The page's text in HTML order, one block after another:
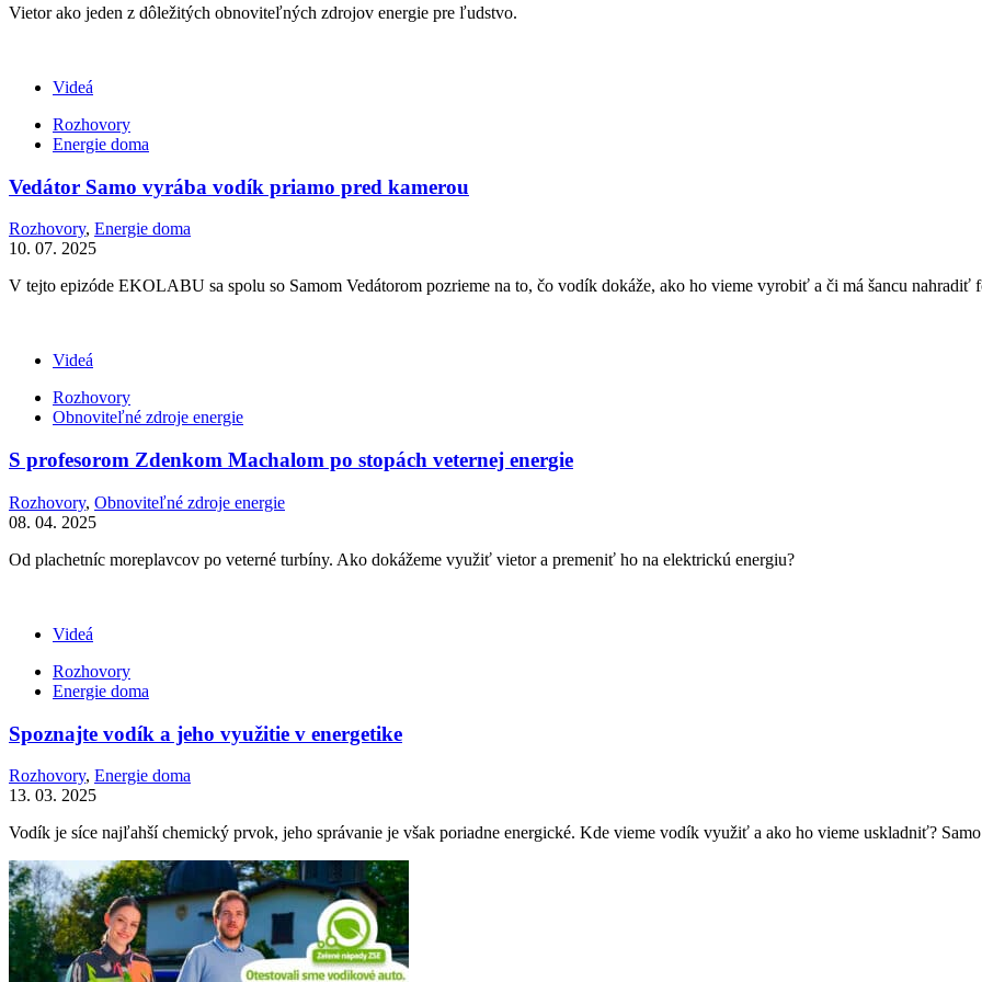
Vietor ako jeden z dôležitých obnoviteľných zdrojov energie pre ľudstvo.
Videá
Rozhovory
Energie doma
Vedátor Samo vyrába vodík priamo pred kamerou
Rozhovory, Energie doma
10. 07. 2025
V tejto epizóde EKOLABU sa spolu so Samom Vedátorom pozrieme na to, čo vodík dokáže, ako ho vieme vyrobiť a či má šancu nahradiť
Videá
Rozhovory
Obnoviteľné zdroje energie
S profesorom Zdenkom Machalom po stopách veternej energie
Rozhovory, Obnoviteľné zdroje energie
08. 04. 2025
Od plachetníc moreplavcov po veterné turbíny. Ako dokážeme využiť vietor a premeniť ho na elektrickú energiu?
Videá
Rozhovory
Energie doma
Spoznajte vodík a jeho využitie v energetike
Rozhovory, Energie doma
13. 03. 2025
Vodík je síce najľahší chemický prvok, jeho správanie je však poriadne energické. Kde vieme vodík využiť a ako ho vieme uskladniť?